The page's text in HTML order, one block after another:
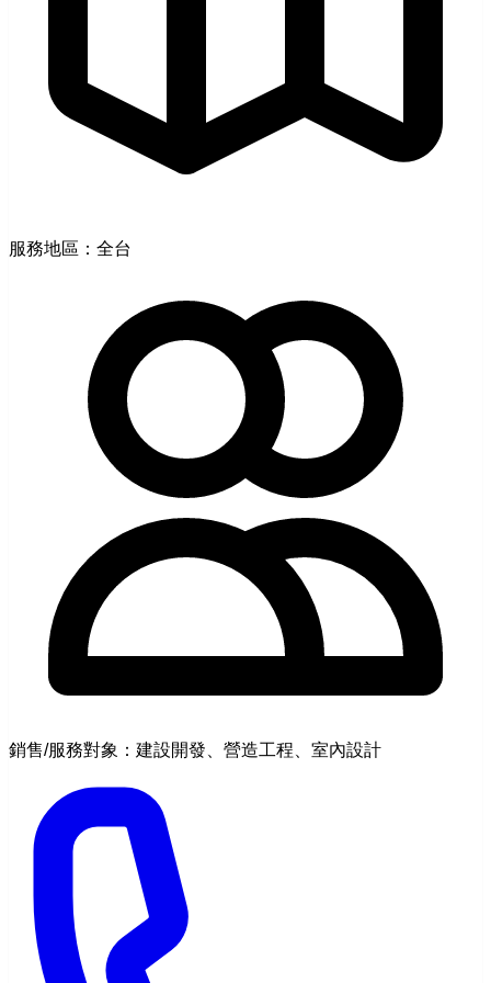
服務地區：全台
銷售/服務對象：建設開發、營造工程、室內設計